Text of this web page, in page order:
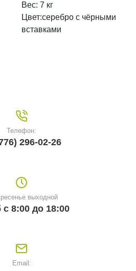
Вес: 7 кг
Цвет:серебро с чёрными
вставками
Телефон:
296-02-26
выходной
8:00 до 18:00
Email: